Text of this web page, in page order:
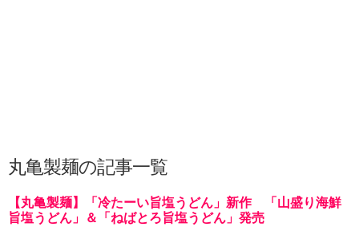
丸亀製麺の記事一覧
【丸亀製麺】「冷たーい旨塩うどん」新作 「山盛り海鮮
旨塩うどん」＆「ねばとろ旨塩うどん」発売